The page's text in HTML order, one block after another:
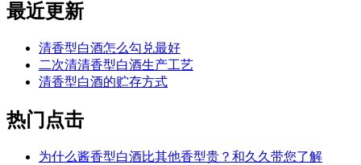
最近更新
清香型白酒怎么勾兑最好
二次清清香型白酒生产工艺
清香型白酒的贮存方式
热门点击
为什么酱香型白酒比其他香型贵？和久久带您了解